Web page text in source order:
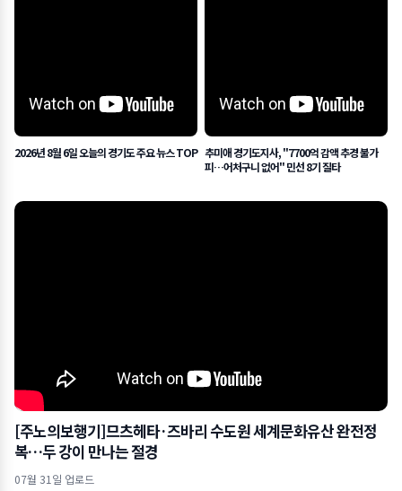
2026년 8월 6일 오늘의 경기도 주요 뉴스 TOP 추미애 경기도지사, "7700억 감액 추경 불가
피…어처구니 없어" 민선 8기 질타
[주노의보행기]므츠헤타·즈바리 수도원 세계문화유산 완전정
복…두 강이 만나는 절경
07월 31일 업로드